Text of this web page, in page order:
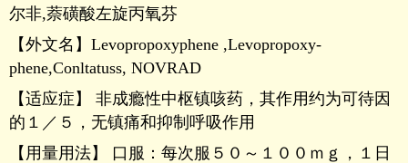
尔非,萘磺酸左旋丙氧芬
【外文名】Levopropoxyphene ,Levopropoxy-
phene,Conltatuss, NOVRAD
【适应症】 非成瘾性中枢镇咳药，其作用约为可待因
的１／５，无镇痛和抑制呼吸作用
【用量用法】 口服：每次服５０～１００ｍｇ，１日